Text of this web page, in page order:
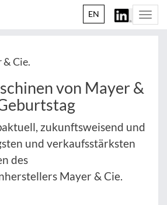
EN
& Cie.
von Mayer &
zukunftsweisend und
und verkaufsstärksten
des
Mayer & Cie.